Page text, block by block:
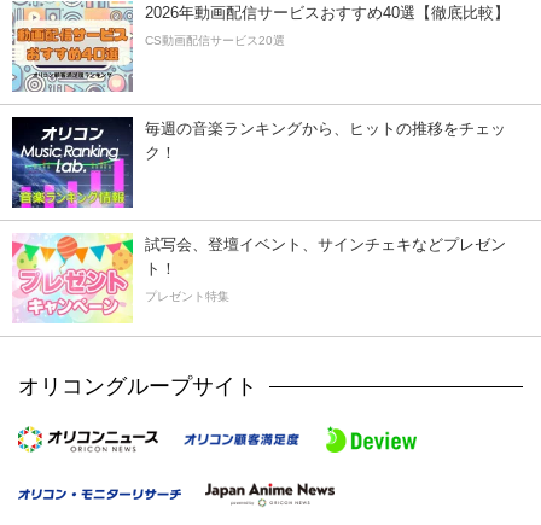
2026年動画配信サービスおすすめ40選【徹底比較】
CS動画配信サービス20選
毎週の音楽ランキングから、ヒットの推移をチェッ
ク！
試写会、登壇イベント、サインチェキなどプレゼン
ト！
プレゼント特集
オリコングループサイト